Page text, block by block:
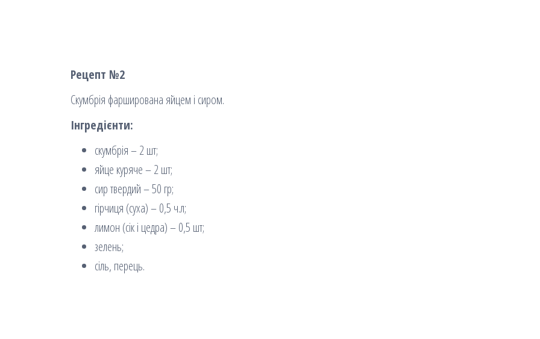
Рецепт №2
Скумбрія фарширована яйцем і сиром.
Інгредієнти:
скумбрія – 2 шт;
яйце куряче – 2 шт;
сир твердий – 50 гр;
гірчиця (суха) – 0,5 ч.л;
лимон (сік і цедра) – 0,5 шт;
зелень;
сіль, перець.